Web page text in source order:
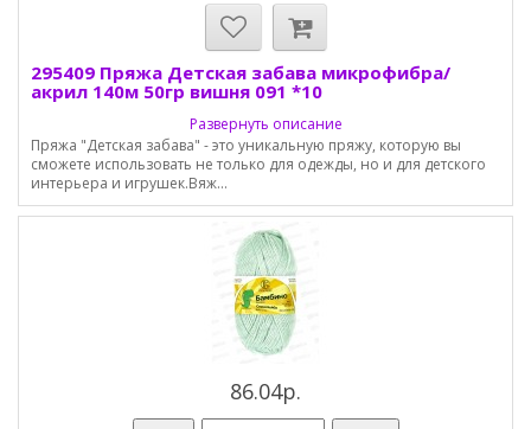
295409 Пряжа Детская забава микрофибра/
акрил 140м 50гр вишня 091 *10
Развернуть описание
Пряжа "Детская забава" - это уникальную пряжу, которую вы
сможете использовать не только для одежды, но и для детского
интерьера и игрушек.Вяж...
86.04р.